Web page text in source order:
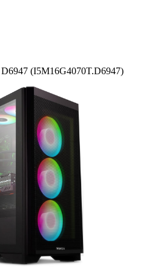
(I5M16G4070T.D6947)